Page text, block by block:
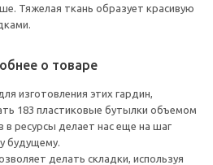
Тяжелая ткань образует красивую
о товаре
изготовления этих гардин,
183 пластиковые бутылки объемом
ресурсы делает нас еще на шаг
будущему.
делать складки, используя